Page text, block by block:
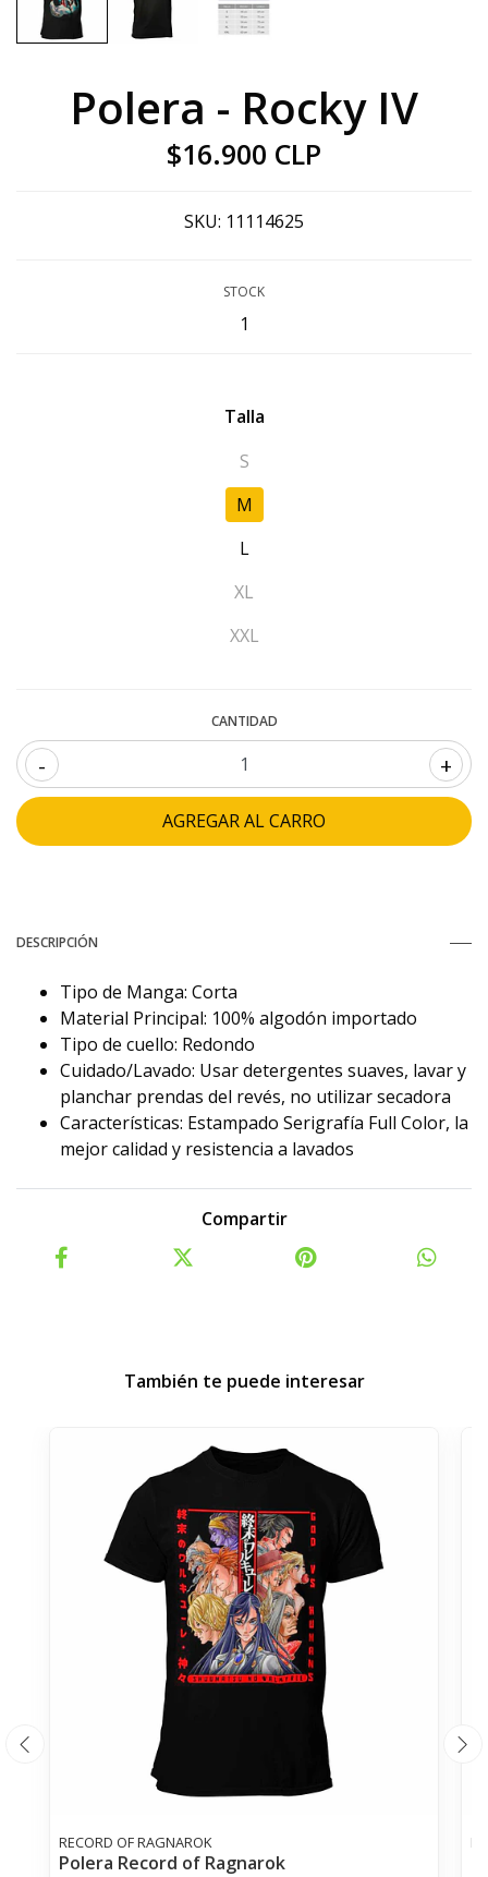
Polera - Rocky IV
$16.900 CLP
SKU: 11114625
STOCK
1
Talla
S
M
L
XL
XXL
CANTIDAD
- +
DESCRIPCIÓN
Tipo de Manga: Corta
Material Principal: 100% algodón importado
Tipo de cuello: Redondo
Cuidado/Lavado: Usar detergentes suaves, lavar y
planchar prendas del revés, no utilizar secadora
Características: Estampado Serigrafía Full Color, la
mejor calidad y resistencia a lavados
Compartir
También te puede interesar
RECORD OF RAGNAROK
Polera Record of Ragnarok